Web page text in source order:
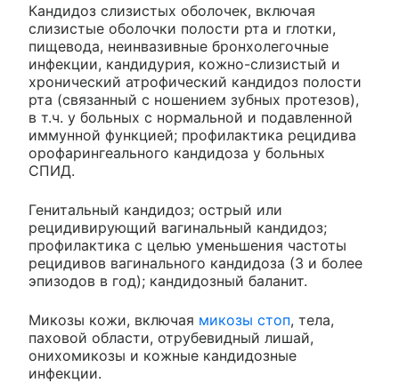
Кандидоз слизистых оболочек, включая
слизистые оболочки полости рта и глотки,
пищевода, неинвазивные бронхолегочные
инфекции, кандидурия, кожно-слизистый и
хронический атрофический кандидоз полости
рта (связанный с ношением зубных протезов),
в т.ч. у больных с нормальной и подавленной
иммунной функцией; профилактика рецидива
орофарингеального кандидоза у больных
СПИД.
Генитальный кандидоз; острый или
рецидивирующий вагинальный кандидоз;
профилактика с целью уменьшения частоты
рецидивов вагинального кандидоза (3 и более
эпизодов в год); кандидозный баланит.
Микозы кожи, включая микозы стоп, тела,
паховой области, отрубевидный лишай,
онихомикозы и кожные кандидозные
инфекции.